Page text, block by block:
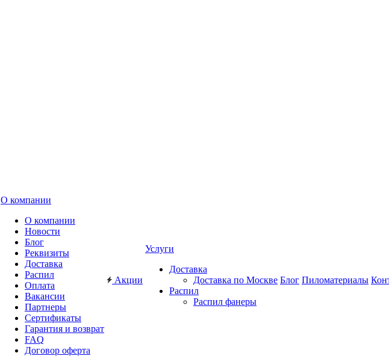
О компании
О компании
Новости
Блог
Реквизиты
Доставка
Распил
Оплата
Вакансии
Партнеры
Сертификаты
Гарантия и возврат
FAQ
Договор оферта
Акции
Услуги
Доставка
Доставка по Москве
Распил
Распил фанеры
Блог Пиломатериалы